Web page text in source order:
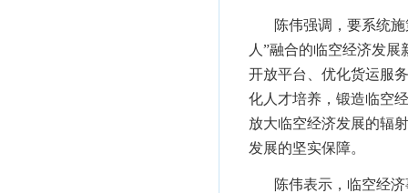
陈伟强调，要系统
人”融合的临空经济发
开放平台、优化货运服
化人才培养，锻造临空
放大临空经济发展的辐
发展的坚实保障。
陈伟表示，临空经